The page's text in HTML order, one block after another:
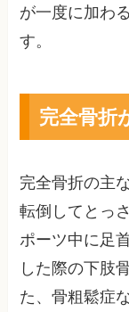
が一度に加わ
す。
完全骨折
完全骨折の主
転倒してとっ
ポーツ中に足
した際の下肢
た、骨粗鬆症